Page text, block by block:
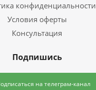
конфиденциальности
Условия оферты
Консультация
Подпишись
на телеграм-канал